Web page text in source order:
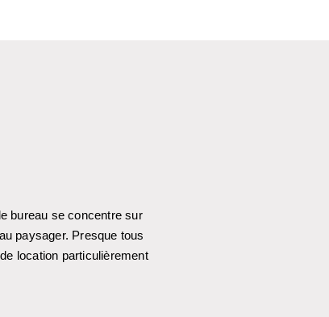
bureau se concentre sur
paysager. Presque tous
location particulièrement